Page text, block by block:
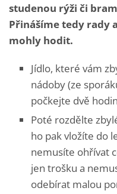
studenou rýži či
Přinášíme tedy rady
mohly hodit.
Jídlo, které vám
nádoby (ze
počkejte dvě
Poté rozdělte
ho pak vložíte do
nemusíte ohřívat
jen trošku a
odebírat malou